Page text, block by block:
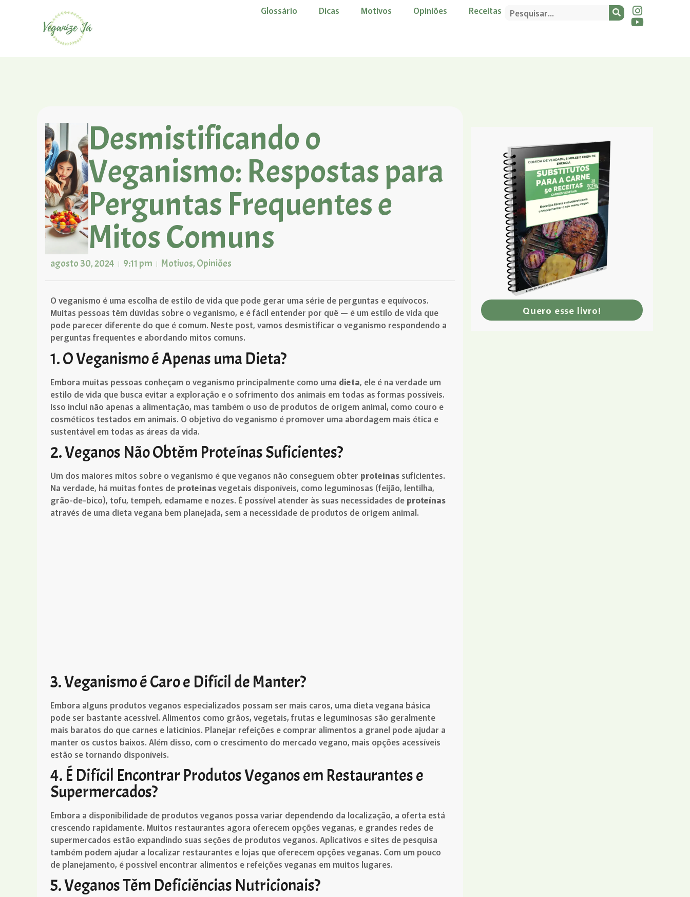
Glossário Dicas Motivos Opiniões Receitas
Desmistificando o
Veganismo: Respostas para
Perguntas Frequentes e
Mitos Comuns
agosto 30, 2024 9:11 pm Motivos, Opiniões
O veganismo é uma escolha de estilo de vida que pode gerar uma série de perguntas e equívocos.
Muitas pessoas têm dúvidas sobre o veganismo, e é fácil entender por quê — é um estilo de vida que
pode parecer diferente do que é comum. Neste post, vamos desmistificar o veganismo respondendo a
perguntas frequentes e abordando mitos comuns.
1. O Veganismo é Apenas uma Dieta?
Embora muitas pessoas conheçam o veganismo principalmente como uma dieta, ele é na verdade um
estilo de vida que busca evitar a exploração e o sofrimento dos animais em todas as formas possíveis.
Isso inclui não apenas a alimentação, mas também o uso de produtos de origem animal, como couro e
cosméticos testados em animais. O objetivo do veganismo é promover uma abordagem mais ética e
sustentável em todas as áreas da vida.
2. Veganos Não Obtêm Proteínas Suficientes?
Um dos maiores mitos sobre o veganismo é que veganos não conseguem obter proteínas suficientes.
Na verdade, há muitas fontes de proteínasvegetais disponíveis, como leguminosas (feijão, lentilha,
grão-de-bico), tofu, tempeh, edamame e nozes. É possível atender às suas necessidades de proteínas
através de uma dieta vegana bem planejada, sem a necessidade de produtos de origem animal.
3. Veganismo é Caro e Difícil de Manter?
Embora alguns produtos veganos especializados possam ser mais caros, uma dieta vegana básica
pode ser bastante acessível. Alimentos como grãos, vegetais, frutas e leguminosas são geralmente
mais baratos do que carnes e laticínios. Planejar refeições e comprar alimentos a granel pode ajudar a
manter os custos baixos. Além disso, com o crescimento do mercado vegano, mais opções acessíveis
estão se tornando disponíveis.
4. É Difícil Encontrar Produtos Veganos em Restaurantes e
Supermercados?
Embora a disponibilidade de produtos veganos possa variar dependendo da localização, a oferta está
crescendo rapidamente. Muitos restaurantes agora oferecem opções veganas, e grandes redes de
supermercados estão expandindo suas seções de produtos veganos. Aplicativos e sites de pesquisa
também podem ajudar a localizar restaurantes e lojas que oferecem opções veganas. Com um pouco
de planejamento, é possível encontrar alimentos e refeições veganas em muitos lugares.
5. Veganos Têm Deficiências Nutricionais?
Quero esse livro!